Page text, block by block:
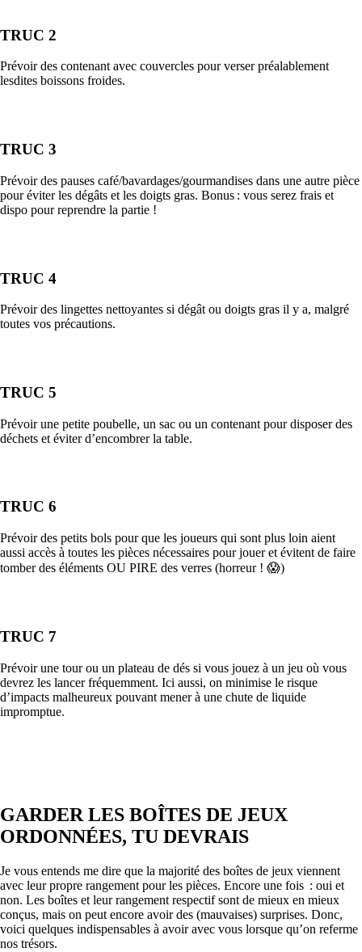
TRUC 2
Prévoir des contenant avec couvercles pour verser préalablement
lesdites boissons froides.
TRUC 3
Prévoir des pauses café/bavardages/gourmandises dans une autre pièce
pour éviter les dégâts et les doigts gras. Bonus : vous serez frais et
dispo pour reprendre la partie !
TRUC 4
Prévoir des lingettes nettoyantes si dégât ou doigts gras il y a, malgré
toutes vos précautions.
TRUC 5
Prévoir une petite poubelle, un sac ou un contenant pour disposer des
déchets et éviter d’encombrer la table.
TRUC 6
Prévoir des petits bols pour que les joueurs qui sont plus loin aient
aussi accès à toutes les pièces nécessaires pour jouer et évitent de faire
tomber des éléments OU PIRE des verres (horreur ! 😱)
TRUC 7
Prévoir une tour ou un plateau de dés si vous jouez à un jeu où vous
devrez les lancer fréquemment. Ici aussi, on minimise le risque
d’impacts malheureux pouvant mener à une chute de liquide
impromptue.
GARDER LES BOÎTES DE JEUX
ORDONNÉES, TU DEVRAIS
Je vous entends me dire que la majorité des boîtes de jeux viennent
avec leur propre rangement pour les pièces. Encore une fois : oui et
non. Les boîtes et leur rangement respectif sont de mieux en mieux
conçus, mais on peut encore avoir des (mauvaises) surprises. Donc,
voici quelques indispensables à avoir avec vous lorsque qu’on referme
nos trésors.